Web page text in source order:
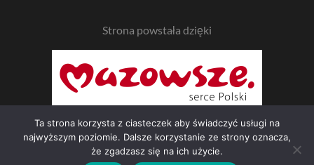
Strona powstała dzięki
Ta strona korzysta z ciasteczek aby świadczyć usługi na
najwyższym poziomie. Dalsze korzystanie ze strony oznacza,
że zgadzasz się na ich użycie.